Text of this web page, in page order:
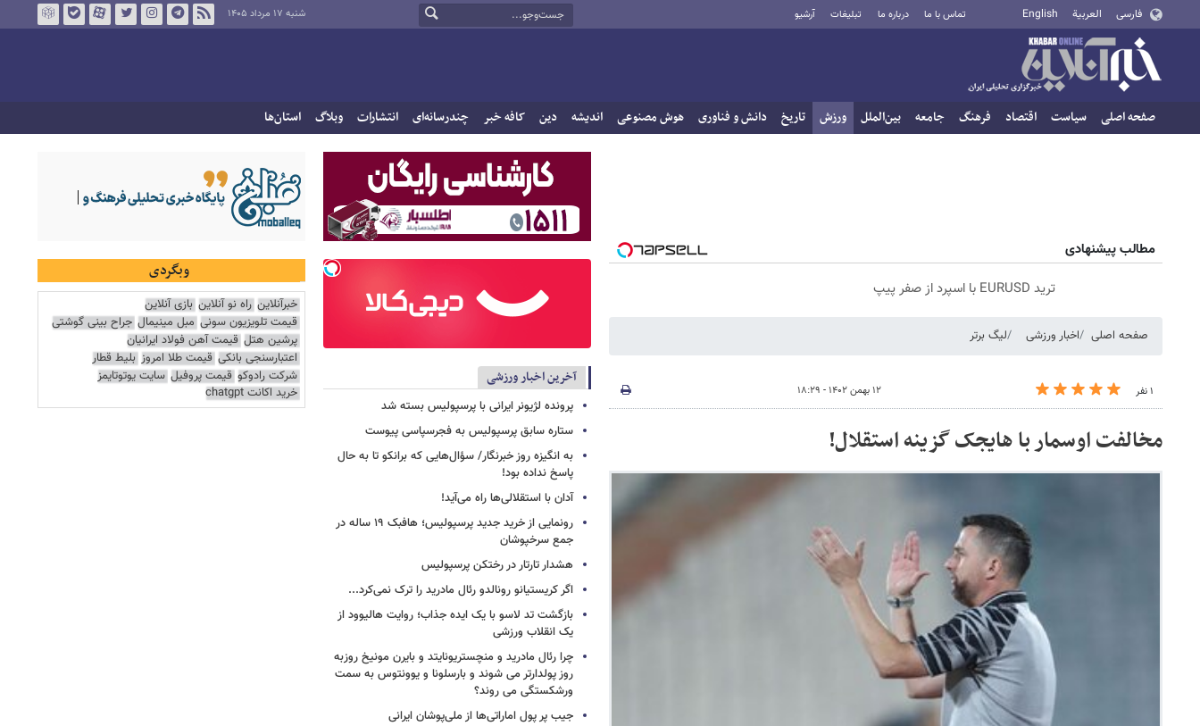
فارسی العربية English تماس با ما درباره ما تبلیغات آرشیو شنبه ۱۷ مرداد ۱۴۰۵
صفحه اصلی سیاست اقتصاد فرهنگ جامعه بین‌الملل ورزش تاریخ دانش و فناوری هوش مصنوعی اندیشه دین کافه خبر چندرسانه‌ای انتشارات وبلاگ استان‌ها
مطالب پیشنهادی
ترید EURUSD با اسپرد از صفر پیپ
صفحه اصلی اخبار ورزشی لیگ برتر
۱ نفر ۱۲ بهمن ۱۴۰۲ - ۱۸:۲۹
مخالفت اوسمار با هایجک گزینه استقلال!
آخرین اخبار ورزشی
پرونده لژیونر ایرانی با پرسپولیس بسته شد
ستاره سابق پرسپولیس به فجرسپاسی پیوست
به انگیزه روز خبرنگار/ سؤال‌هایی که برانکو تا به حال
پاسخ نداده بود!
آدان با استقلالی‌ها راه می‌آید!
رونمایی از خرید جدید پرسپولیس؛ هافبک ۱۹ ساله در
جمع سرخپوشان
هشدار تارتار در رختکن پرسپولیس
اگر کریستیانو رونالدو رئال مادرید را ترک نمی‌کرد...
بازگشت تد لاسو با یک ایده جذاب؛ روایت هالیوود از
یک انقلاب ورزشی
چرا رئال مادرید و منچستریونایتد و بایرن مونیخ روزبه
روز پولدارتر می شوند و بارسلونا و یوونتوس به سمت
ورشکستگی می روند؟
جیب پر پول اماراتی‌ها از ملی‌پوشان ایرانی
وبگردی
خبرآنلاین راه نو آنلاین بازی آنلاین
قیمت تلویزیون سونی مبل مینیمال جراح بینی گوشتی
پرشین هتل قیمت آهن فولاد ایرانیان
اعتبارسنجی بانکی قیمت طلا امروز بلیط قطار
شرکت رادوکو قیمت پروفیل سایت یوتوتایمز
خرید اکانت chatgpt